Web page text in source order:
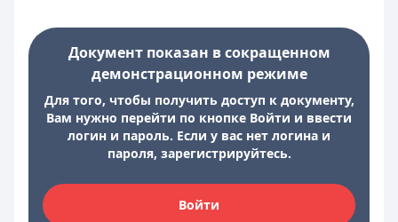
Документ показан в сокращенном
демонстрационном режиме
Для того, чтобы получить доступ к документу,
Вам нужно перейти по кнопке Войти и ввести
логин и пароль. Если у вас нет логина и
пароля, зарегистрируйтесь.
Войти